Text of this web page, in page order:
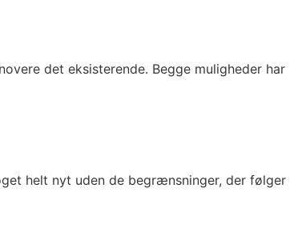
det eksisterende. Begge muligheder har
helt nyt uden de begrænsninger, der følger